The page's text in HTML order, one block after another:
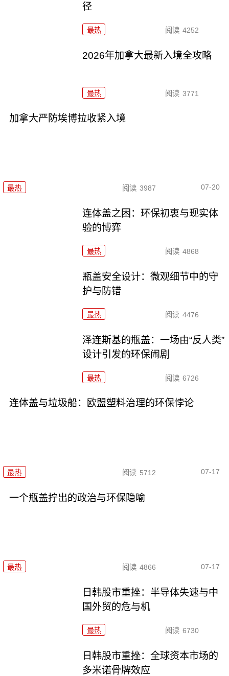
径
最热 阅读 4252
2026年加拿大最新入境全攻略
最热 阅读 3771
加拿大严防埃博拉收紧入境
最热 阅读 3987 07-20
连体盖之困：环保初衷与现实体
验的博弈
最热 阅读 4868
瓶盖安全设计：微观细节中的守
护与防错
最热 阅读 4476
泽连斯基的瓶盖：一场由“反人类”
设计引发的环保闹剧
最热 阅读 6726
连体盖与垃圾船：欧盟塑料治理的环保悖论
最热 阅读 5712 07-17
一个瓶盖拧出的政治与环保隐喻
最热 阅读 4866 07-17
日韩股市重挫：半导体失速与中
国外贸的危与机
最热 阅读 6730
日韩股市重挫：全球资本市场的
多米诺骨牌效应